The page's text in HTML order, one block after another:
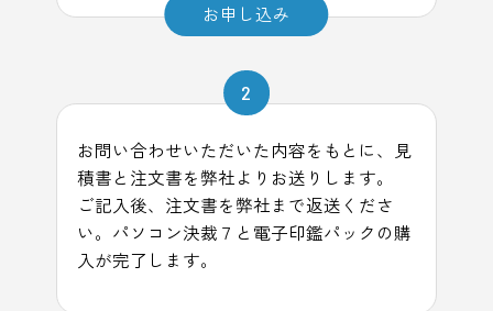
お申し込み
2
お問い合わせいただいた内容をもとに、見
積書と注文書を弊社よりお送りします。
ご記入後、注文書を弊社まで返送くださ
い。パソコン決裁７と電子印鑑パックの購
入が完了します。